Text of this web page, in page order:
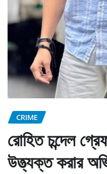
CRIME
রোহিত চন্দেল
উত্ত্যক্ত করার